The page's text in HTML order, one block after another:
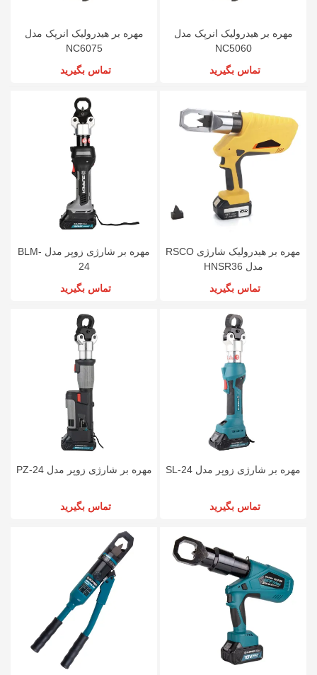
مهره بر هیدرولیک انرپک مدل
NC5060
تماس بگیرید
مهره بر هیدرولیک انرپک مدل
NC6075
تماس بگیرید
مهره بر هیدرولیک شارژی RSCO
مدل HNSR36
تماس بگیرید
مهره بر شارژی زوپر مدل BLM-
24
تماس بگیرید
مهره بر شارژی زوپر مدل SL-24
تماس بگیرید
مهره بر شارژی زوپر مدل PZ-24
تماس بگیرید